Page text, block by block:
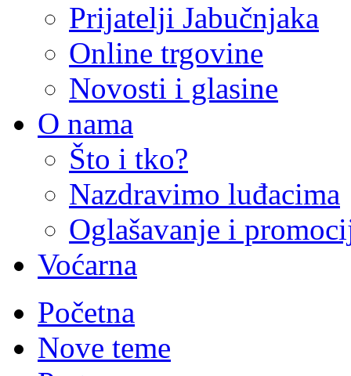
Prijatelji Jabučnjaka
Online trgovine
Novosti i glasine
O nama
Što i tko?
Nazdravimo luđacima
Oglašavanje i
Voćarna
Početna
Nove teme